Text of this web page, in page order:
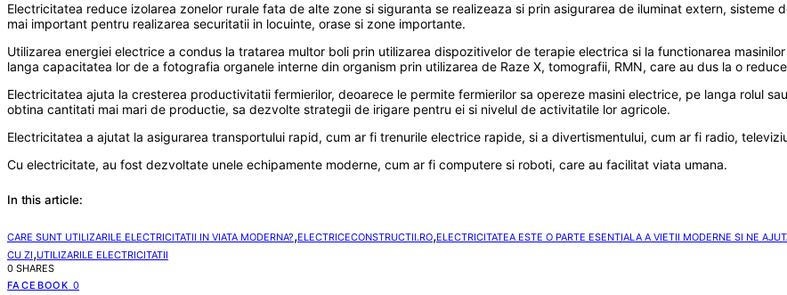
Electricitatea reduce izolarea zonelor rurale fata de alte zone si siguranta se realizeaza si prin asigurarea de iluminat extern,
mai important pentru realizarea securitatii in locuinte, orase si zone importante.
Utilizarea energiei electrice a condus la tratarea multor boli prin utilizarea dispozitivelor de terapie electrica si la functionarea
langa capacitatea lor de a fotografia organele interne din organism prin utilizarea de Raze X, tomografii, RMN, care au dus la o
Electricitatea ajuta la cresterea productivitatii fermierilor, deoarece le permite fermierilor sa opereze masini electrice, pe langa rolul
obtina cantitati mai mari de productie, sa dezvolte strategii de irigare pentru ei si nivelul de activitatile lor agricole.
Electricitatea a ajutat la asigurarea transportului rapid, cum ar fi trenurile electrice rapide, si a divertismentului, cum ar fi radio,
Cu electricitate, au fost dezvoltate unele echipamente moderne, cum ar fi computere si roboti, care au facilitat viata umana.
In this article:
CARE SUNT UTILIZARILE ELECTRICITATII IN VIATA MODERNA?,ELECTRICECONSTRUCTII.RO,ELECTRICITATEA ESTE O PARTE ESENTIALA A VIETII MODERNE SI NE
CU ZI,UTILIZARILE ELECTRICITATII
0 SHARES
FACEBOOK 0